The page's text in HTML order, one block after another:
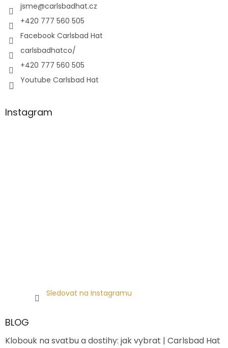
jsme@carlsbadhat.cz
+420 777 560 505
Facebook Carlsbad Hat
carlsbadhatco/
+420 777 560 505
Youtube Carlsbad Hat
Instagram
Sledovat na Instagramu
BLOG
Klobouk na svatbu a dostihy: jak vybrat | Carlsbad Hat